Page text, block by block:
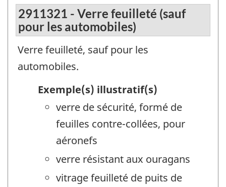
2911321 - Verre feuilleté (sauf
pour les automobiles)
Verre feuilleté, sauf pour les
automobiles.
Exemple(s) illustratif(s)
verre de sécurité, formé de
feuilles contre-collées, pour
aéronefs
verre résistant aux ouragans
vitrage feuilleté de puits de